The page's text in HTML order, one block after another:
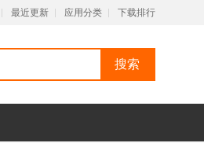
最近更新 应用分类 下载排行
搜索